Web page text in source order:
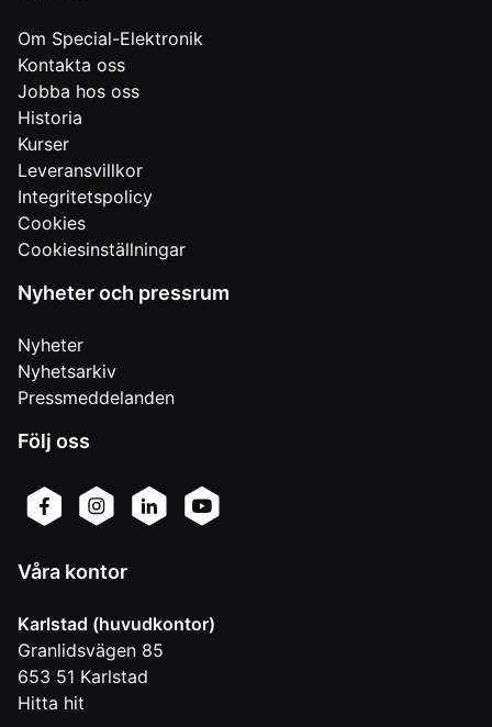
Om Special-Elektronik
Kontakta oss
Jobba hos oss
Historia
Kurser
Leveransvillkor
Integritetspolicy
Cookies
Cookiesinställningar
Nyheter och pressrum
Nyheter
Nyhetsarkiv
Pressmeddelanden
Följ oss
Våra kontor
Karlstad (huvudkontor)
Granlidsvägen 85
653 51 Karlstad
Hitta hit